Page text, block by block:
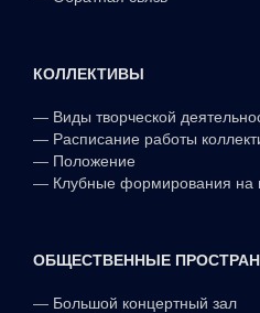
КОЛЛЕКТИВЫ
— Виды творческой
— Расписание работы
— Положение
— Клубные формирования на
ОБЩЕСТВЕННЫЕ
— Большой концертный зал